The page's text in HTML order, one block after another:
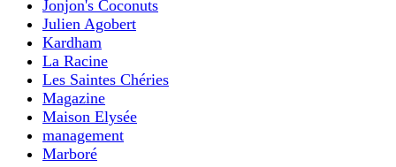
Jonjon's Coconuts
Julien Agobert
Kardham
La Racine
Les Saintes Chéries
Magazine
Maison Elysée
management
Marboré